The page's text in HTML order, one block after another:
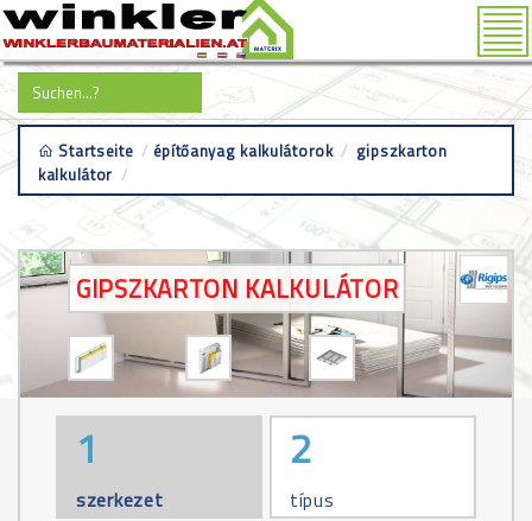
Startseite / építőanyag kalkulátorok / gipszkarton
kalkulátor /
GIPSZKARTON KALKULÁTOR
1
szerkezet
2
típus